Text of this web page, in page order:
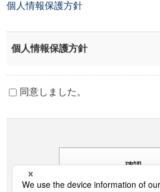
個人情報保護方針
個人情報保護方針
同意しました。